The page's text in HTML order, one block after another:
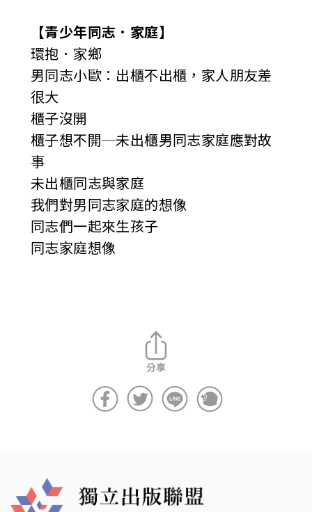
【青少年同志．家庭】
環抱．家鄉
男同志小歐：出櫃不出櫃，家人朋友差
很大
櫃子沒開
櫃子想不開─未出櫃男同志家庭應對故
事
未出櫃同志與家庭
我們對男同志家庭的想像
同志們一起來生孩子
同志家庭想像